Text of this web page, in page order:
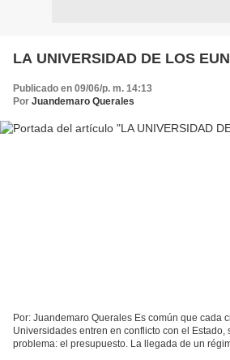
LA UNIVERSIDAD DE LOS
Publicado en 09/06/p. m. 14:13
Por Juandemaro Querales
Por: Juandemaro Querales Es común que cada
Universidades entren en conflicto con el Estado,
problema: el presupuesto. La llegada de un